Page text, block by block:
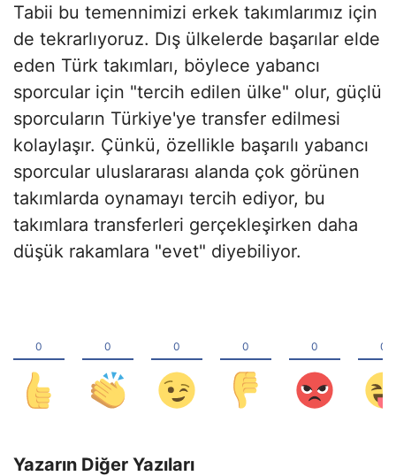
Tabii bu temennimizi erkek takımlarımız için
de tekrarlıyoruz. Dış ülkelerde başarılar elde
eden Türk takımları, böylece yabancı
sporcular için "tercih edilen ülke" olur, güçlü
sporcuların Türkiye'ye transfer edilmesi
kolaylaşır. Çünkü, özellikle başarılı yabancı
sporcular uluslararası alanda çok görünen
takımlarda oynamayı tercih ediyor, bu
takımlara transferleri gerçekleşirken daha
düşük rakamlara "evet" diyebiliyor.
Yazarın Diğer Yazıları